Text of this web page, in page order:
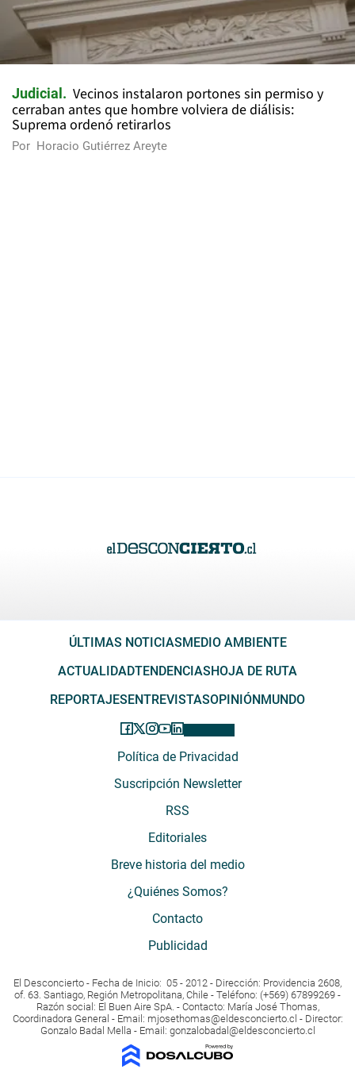
Judicial
Vecinos instalaron portones sin permiso y
cerraban antes que hombre volviera de diálisis:
Suprema ordenó retirarlos
Por Horacio Gutiérrez Areyte
ÚLTIMAS NOTICIASMEDIO AMBIENTE
ACTUALIDADTENDENCIASHOJA DE RUTA
REPORTAJESENTREVISTASOPINIÓNMUNDO
Política de Privacidad
Suscripción Newsletter
RSS
Editoriales
Breve historia del medio
¿Quiénes Somos?
Contacto
Publicidad
El Desconcierto - Fecha de Inicio: 05 - 2012 - Dirección: Providencia 2608,
of. 63. Santiago, Región Metropolitana, Chile - Teléfono: (+569) 67899269 -
Razón social: El Buen Aire SpA. - Contacto: María José Thomas,
Coordinadora General - Email: mjosethomas@eldesconcierto.cl - Director:
Gonzalo Badal Mella - Email: gonzalobadal@eldesconcierto.cl